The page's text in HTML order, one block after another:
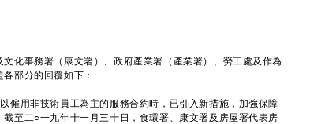
事務署（康文署）、政府產業署（產業署）、勞工處及作為
部分的回覆如下：
僱用非技術員工為主的服務合約時，已引入新措施，加強保障
至二○一九年十一月三十日，食環署、康文署及房屋署代表房